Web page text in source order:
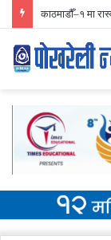
निर्वाचन